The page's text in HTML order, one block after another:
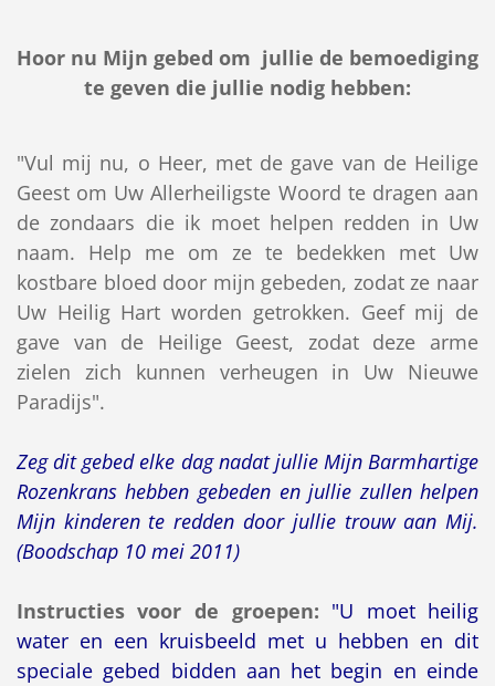
Hoor nu Mijn gebed om jullie de bemoediging
te geven die jullie nodig hebben:
"Vul mij nu, o Heer, met de gave van de Heilige
Geest om Uw Allerheiligste Woord te dragen aan
de zondaars die ik moet helpen redden in Uw
naam. Help me om ze te bedekken met Uw
kostbare bloed door mijn gebeden, zodat ze naar
Uw Heilig Hart worden getrokken. Geef mij de
gave van de Heilige Geest, zodat deze arme
zielen zich kunnen verheugen in Uw Nieuwe
Paradijs".
Zeg dit gebed elke dag nadat jullie Mijn Barmhartige
Rozenkrans hebben gebeden en jullie zullen helpen
Mijn kinderen te redden door jullie trouw aan Mij.
(Boodschap 10 mei 2011)
Instructies voor de groepen: "U moet heilig
water en een kruisbeeld met u hebben en dit
speciale gebed bidden aan het begin en einde